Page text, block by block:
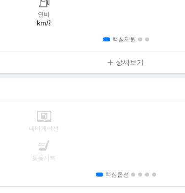
연비
km/ℓ
핵심제원
상세보기
네비게이션
통풍시트
핵심옵션